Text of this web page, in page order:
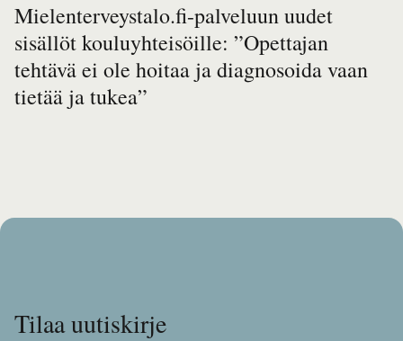
Mielenterveystalo.fi-palveluun uudet
sisällöt kouluyhteisöille: ”Opettajan
tehtävä ei ole hoitaa ja diagnosoida vaan
tietää ja tukea”
Tilaa uu­tis­kir­je